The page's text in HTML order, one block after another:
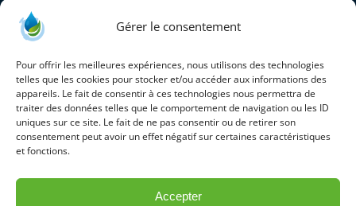
Gérer le consentement
Pour offrir les meilleures expériences, nous utilisons des technologies
telles que les cookies pour stocker et/ou accéder aux informations des
appareils. Le fait de consentir à ces technologies nous permettra de
traiter des données telles que le comportement de navigation ou les ID
uniques sur ce site. Le fait de ne pas consentir ou de retirer son
consentement peut avoir un effet négatif sur certaines caractéristiques
et fonctions.
Accepter
«
Marcel THOMAS – fondateur de la société HERLI